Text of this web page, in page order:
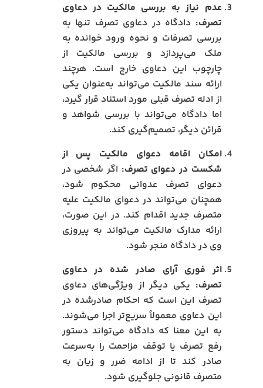
عدم نیاز به بررسی مالکیت در دعاوی
تصرف: دادگاه در دعاوی تصرف تنها به
بررسی تصرفات و نحوه ورود خوانده به
ملک می‌پردازد و بررسی مالکیت از
چارچوب این دعاوی خارج است. هرچند
ارائه سند مالکیت می‌تواند به‌عنوان یکی
از ادله تصرف قبلی مورد استناد قرار گیرد،
اما دادگاه می‌تواند با بررسی شواهد و
قرائن دیگر، تصمیم‌گیری کند.
امکان اقامه دعوای مالکیت پس از
شکست در دعوای تصرف: اگر شخصی در
دعوای تصرف عدوانی محکوم شود،
همچنان می‌تواند در دعوای مالکیت علیه
متصرف جدید اقدام کند. در این صورت،
ارائه مدارک مالکیت می‌تواند به پیروزی
وی در دادگاه منجر شود.
اثر فوری آرای صادر شده در دعاوی
تصرف: یکی دیگر از ویژگی‌های دعاوی
تصرف این است که احکام صادرشده در
این دعاوی معمولاً سریع‌تر اجرا می‌شوند.
به این معنا که دادگاه می‌تواند دستور
رفع تصرف یا توقف مزاحمت را به‌سرعت
صادر کند تا از ادامه ضرر و زیان به
متصرف قانونی جلوگیری شود.